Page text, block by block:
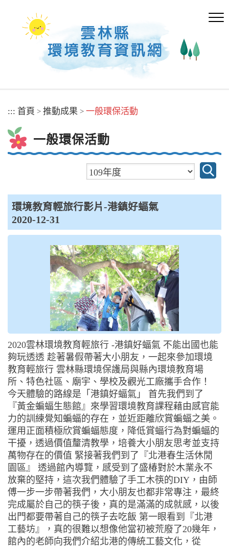
::: 首頁 > 推動成果 > 一般環保活動
一般環保活動
環境教育輕旅行影片-港鎮好蝠氣
2020-12-31
2020雲林環境教育輕旅行 -港鎮好蝠氣 不能出國也能
夠玩透透 趁著暑假帶著大小朋友，一起來參加環境
教育輕旅行 雲林縣環境保護局與縣內環境教育場
所、特色社區、廟宇、學校及觀光工廠攜手合作！
今天體驗的路線是「港鎮好蝠氣」 首先我們到了
『黃金蝙蝠生態館』來學習環境教育課程藉由感官能
力的訓練覺知蝙蝠的存在，並近距離欣賞蝙蝠之美。
運用正面積極欣賞蝙蝠態度，降低賞蝠行為對蝙蝠的
干擾，透過價值釐清教學，培養大小朋友思考並支持
萬物存在的價值 緊接著我們到了『北港春生活休閒
園區』 透過館內導覽，感受到了盛椿對於木業永不
放棄的堅持，這次我們體驗了手工木筷的DIY，由師
傅一步一步帶著我們，大小朋友也都非常專注，最終
完成屬於自己的筷子後，真的是滿滿的成就感，以後
出門都要帶著自己的筷子去吃飯 第一眼看到『北港
工藝坊』，真的很難以想像他當初被荒廢了20幾年，
館內的老師向我們介紹北港的傳統工藝文化，從